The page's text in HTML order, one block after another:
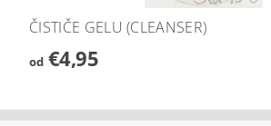
ČISTIČE GELU (CLEANSER)
od€4,95